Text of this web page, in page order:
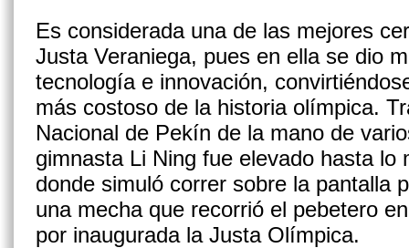
Es considerada una de las mejores
Justa Veraniega, pues en ella se dio
tecnología e innovación,
más costoso de la historia olímpica.
Nacional de Pekín de la mano de
gimnasta Li Ning fue elevado hasta lo
donde simuló correr sobre la pantalla
una mecha que recorrió el pebetero
por inaugurada la Justa Olímpica.